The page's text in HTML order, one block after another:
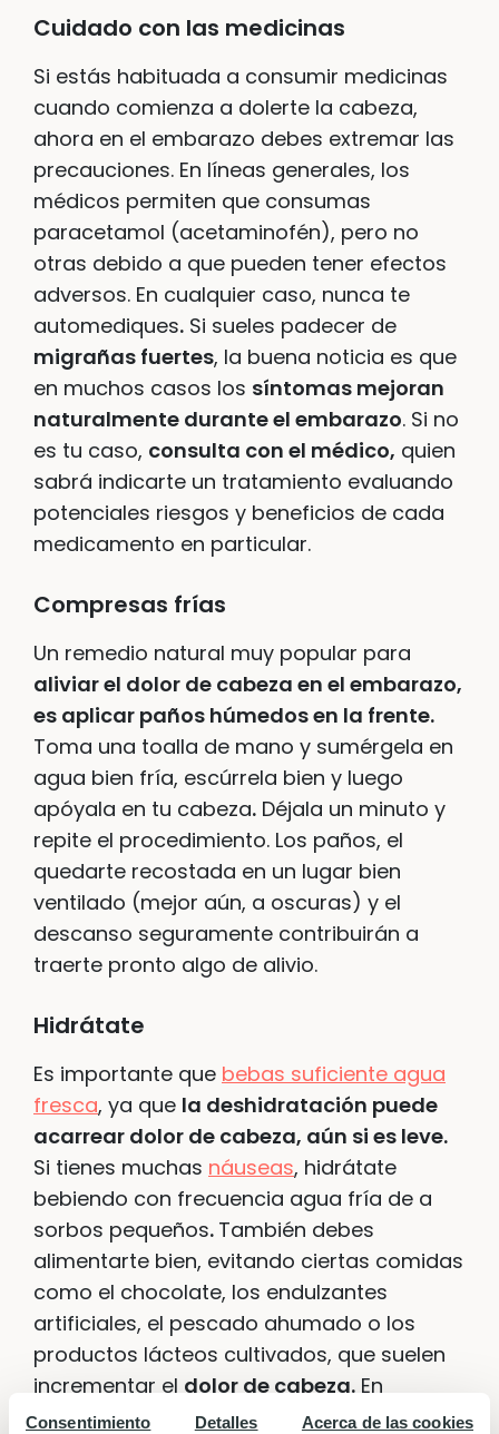
Consentimiento Detalles Acerca de las cookies
Cuidado con las medicinas
Si estás habituada a consumir medicinas
cuando comienza a dolerte la cabeza,
ahora en el embarazo debes extremar las
precauciones. En líneas generales, los
médicos permiten que consumas
paracetamol (acetaminofén), pero no
otras debido a que pueden tener efectos
adversos. En cualquier caso, nunca te
automediques. Si sueles padecer de
migrañas fuertes, la buena noticia es que
en muchos casos los síntomas mejoran
naturalmente durante el embarazo. Si no
es tu caso, consulta con el médico, quien
sabrá indicarte un tratamiento evaluando
potenciales riesgos y beneficios de cada
medicamento en particular.
Compresas frías
Un remedio natural muy popular para
aliviar el dolor de cabeza en el embarazo,
es aplicar paños húmedos en la frente.
Toma una toalla de mano y sumérgela en
agua bien fría, escúrrela bien y luego
apóyala en tu cabeza. Déjala un minuto y
repite el procedimiento. Los paños, el
quedarte recostada en un lugar bien
ventilado (mejor aún, a oscuras) y el
descanso seguramente contribuirán a
traerte pronto algo de alivio.
Hidrátate
Es importante que bebas suficiente agua
fresca, ya que la deshidratación puede
acarrear dolor de cabeza, aún si es leve.
Si tienes muchas náuseas, hidrátate
bebiendo con frecuencia agua fría de a
sorbos pequeños. También debes
alimentarte bien, evitando ciertas comidas
como el chocolate, los endulzantes
artificiales, el pescado ahumado o los
productos lácteos cultivados, que suelen
incrementar el dolor de cabeza. En
cualquier caso, no pases hambre ni sed.